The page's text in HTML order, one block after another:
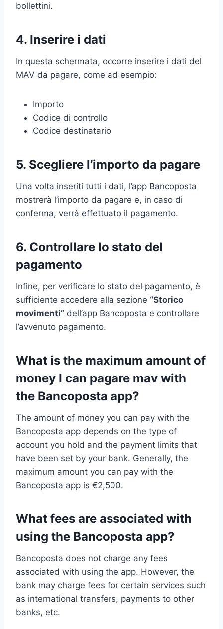
bollettini.
4. Inserire i dati
In questa schermata, occorre inserire i dati del
MAV da pagare, come ad esempio:
Importo
Codice di controllo
Codice destinatario
5. Scegliere l’importo da pagare
Una volta inseriti tutti i dati, l’app Bancoposta
mostrerà l’importo da pagare e, in caso di
conferma, verrà effettuato il pagamento.
6. Controllare lo stato del
pagamento
Infine, per verificare lo stato del pagamento, è
sufficiente accedere alla sezione “Storico
movimenti” dell’app Bancoposta e controllare
l’avvenuto pagamento.
What is the maximum amount of
money I can pagare mav with
the Bancoposta app?
The amount of money you can pay with the
Bancoposta app depends on the type of
account you hold and the payment limits that
have been set by your bank. Generally, the
maximum amount you can pay with the
Bancoposta app is €2,500.
What fees are associated with
using the Bancoposta app?
Bancoposta does not charge any fees
associated with using the app. However, the
bank may charge fees for certain services such
as international transfers, payments to other
banks, etc.